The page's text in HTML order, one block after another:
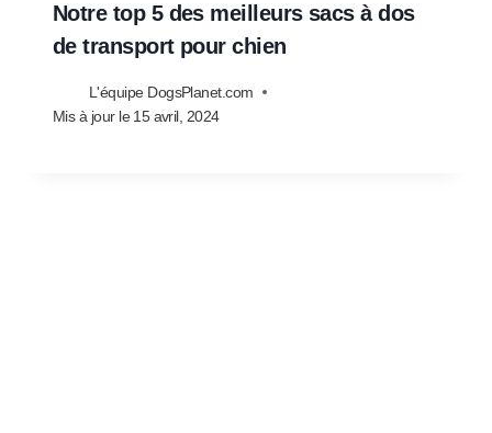
Notre top 5 des meilleurs sacs à dos
de transport pour chien
L'équipe DogsPlanet.com
Mis à jour le 15 avril, 2024